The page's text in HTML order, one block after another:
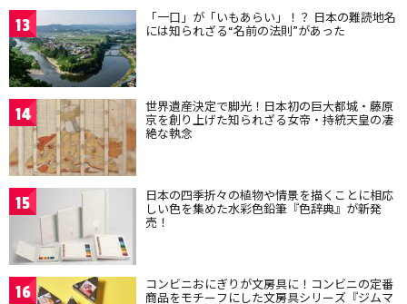
13 「一口」が「いもあらい」！？ 日本の難読地名
には知られざる“名前の法則”があった
14 世界遺産決定で脚光！日本初の巨大都城・藤原
京を創り上げた知られざる女帝・持統天皇の凄
絶な執念
15 日本の四季折々の植物や情景を描くことに相応
しい色を集めた水彩色鉛筆『色辞典』が新発
売！
16 コンビニおにぎりが文房具に！コンビニの定番
商品をモチーフにした文房具シリーズ『ジムマ